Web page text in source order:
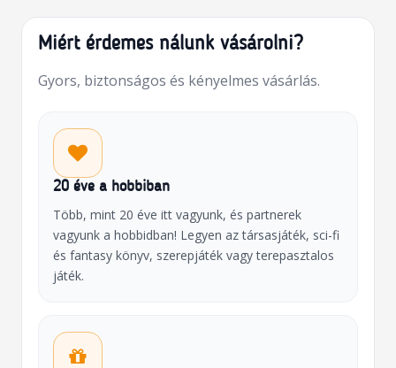
Miért érdemes nálunk vásárolni?
Gyors, biztonságos és kényelmes vásárlás.
20 éve a hobbiban
Több, mint 20 éve itt vagyunk, és partnerek
vagyunk a hobbidban! Legyen az társasjáték, sci-fi
és fantasy könyv, szerepjáték vagy terepasztalos
játék.